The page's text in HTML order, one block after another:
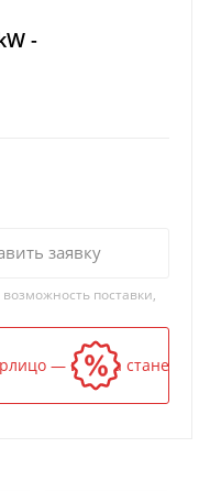
-
заявку
поставки,
— и цена станет